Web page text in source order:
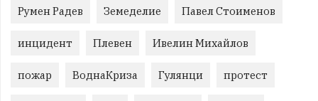
Румен Радев Земеделие Павел Стоименов
инцидент Плевен Ивелин Михайлов
пожар ВоднаКриза Гулянци протест